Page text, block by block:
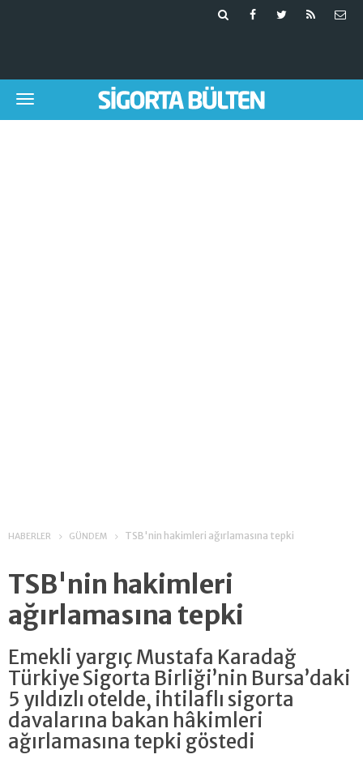
HABERLER GÜNDEM TSB'nin hakimleri ağırlamasına tepki
TSB'nin hakimleri
ağırlamasına tepki
Emekli yargıç Mustafa Karadağ
Türkiye Sigorta Birliği’nin Bursa’daki
5 yıldızlı otelde, ihtilaflı sigorta
davalarına bakan hâkimleri
ağırlamasına tepki göstedi